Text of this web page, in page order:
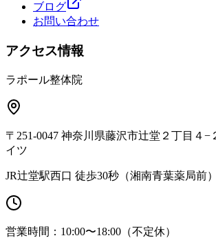
ブログ
お問い合わせ
アクセス情報
ラポール整体院
〒251-0047 神奈川県藤沢市辻堂２丁目４−
イツ
JR辻堂駅西口 徒歩30秒（湘南青葉薬局前）
営業時間：10:00〜18:00（不定休）